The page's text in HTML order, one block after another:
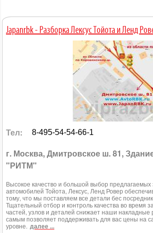
Japanrbk - Разборка Лексус Тойота и Ленд
Тел: 8-495-54-54-66-1
г. Москва, Дмитровское ш. 81,
"РИТМ"
Высокое качество и большой выбор предлагаемых
автомобилей Тойота, Лексус, Ленд Ровер
тому, что мы поставляем все детали бес
Тщательный отбор и контроль качества во время
частей, узлов и деталей снижает наши накладные
самым позволяет поддерживать для вас цены на
уровне. далее ...